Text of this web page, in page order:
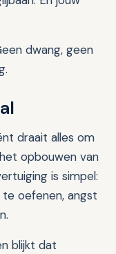
dwang, geen
draait alles om
opbouwen van
is simpel:
oefenen, angst
blijkt dat